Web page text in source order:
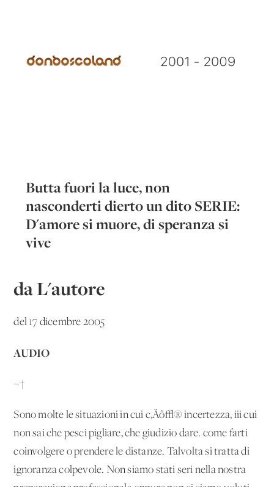
Butta fuori la luce, non
nasconderti dierto un dito SERIE:
D'amore si muore, di speranza si
vive
da L'autore
del 17 dicembre 2005
AUDIO
¬†
Sono molte le situazioni in cui c‚Äô√® incertezza, iii cui
non sai che pesci pigliare, che giudizio dare. come farti
coinvolgere o prendere le distanze. Talvolta si tratta di
ignoranza colpevole. Non siamo stati seri nella nostra